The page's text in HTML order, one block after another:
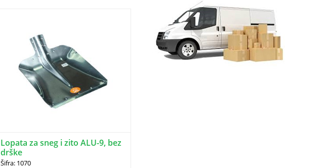
Lopata za sneg i zito ALU-9, bez
drške
Šifra: 1070